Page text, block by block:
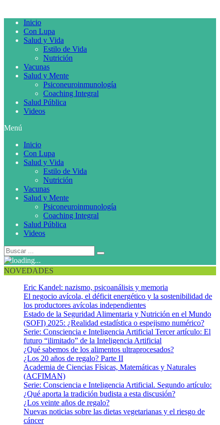
Inicio
Con Lupa
Salud y Vida
Estilo de Vida
Nutrición
Vacunas
Salud y Mente
Psiconeuroinmunología
Coaching Integral
Salud Pública
Videos
Menú
Inicio
Con Lupa
Salud y Vida
Estilo de Vida
Nutrición
Vacunas
Salud y Mente
Psiconeuroinmunología
Coaching Integral
Salud Pública
Videos
NOVEDADES
Eric Kandel: nazismo, psicoanálisis y memoria
El negocio avícola, el déficit energético y la sostenibilidad de
los productores avícolas independientes
Estado de la Seguridad Alimentaria y Nutrición en el Mundo
(SOFI) 2025: ¿Realidad estadística o espejismo numérico?
Serie: Consciencia e Inteligencia Artificial Tercer artículo: El
futuro “ilimitado” de la Inteligencia Artificial
¿Qué sabemos de los alimentos ultraprocesados?
¿Los 20 años de regalo? Parte II
Academia de Ciencias Físicas, Matemáticas y Naturales
(ACFIMAN)
Serie: Consciencia e Inteligencia Artificial. Segundo artículo:
¿Qué aporta la tradición budista a esta discusión?
¿Los veinte años de regalo?
Nuevas noticias sobre las dietas vegetarianas y el riesgo de
cáncer